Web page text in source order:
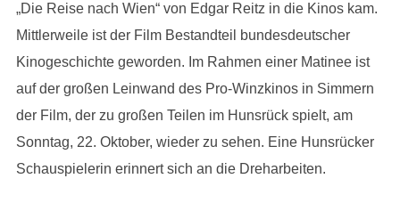
„Die Reise nach Wien“ von Edgar Reitz in die Kinos kam.
Mittlerweile ist der Film Bestandteil bundesdeutscher
Kinogeschichte geworden. Im Rahmen einer Matinee ist
auf der großen Leinwand des Pro-Winzkinos in Simmern
der Film, der zu großen Teilen im Hunsrück spielt, am
Sonntag, 22. Oktober, wieder zu sehen. Eine Hunsrücker
Schauspielerin erinnert sich an die Dreharbeiten.